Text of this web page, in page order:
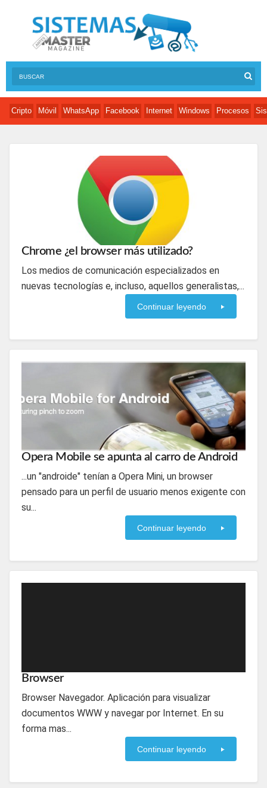
Cripto Móvil WhatsApp Facebook Internet Windows Procesos
Chrome ¿el browser más utilizado?
Los medios de comunicación especializados en
nuevas tecnologías e, incluso, aquellos generalistas,...
Continuar leyendo
Opera Mobile se apunta al carro de Android
...un "androide" tenían a Opera Mini, un browser
pensado para un perfil de usuario menos exigente con
su...
Continuar leyendo
Browser
Browser Navegador. Aplicación para visualizar
documentos WWW y navegar por Internet. En su
forma mas...
Continuar leyendo